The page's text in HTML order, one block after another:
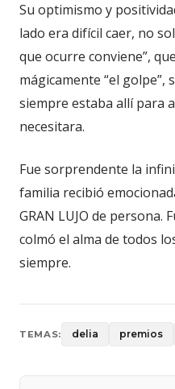
Su optimismo y
lado era difícil caer, no
que ocurre conviene”,
mágicamente “el
siempre estaba allí para
necesitara.
Fue sorprendente la
familia recibió
GRAN LUJO de persona.
colmó el alma de todos
siempre.
TEMAS: delia premios